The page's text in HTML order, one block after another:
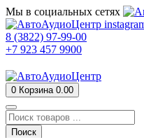
Мы в социальных сетях
8 (3822) 97-99-00
+7 923 457 9900
0 Корзина 0.00
Поиск